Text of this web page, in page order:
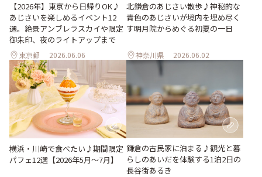
【2026年】東京から日帰りOK♪
あじさいを楽しめるイベント12
選。絶景アンブレラスカイや限定
御朱印、夜のライトアップまで
東京都 2026.06.06
北鎌倉のあじさい散歩♪神秘的な
青色のあじさいが境内を埋め尽く
す明月院からめぐる初夏の一日
神奈川県 2026.06.02
横浜・川崎で食べたい♪期間限定
パフェ12選【2026年5月～7月】
鎌倉の古民家に泊まる♪観光と暮
らしのあいだを体験する1泊2日の
長谷街あるき